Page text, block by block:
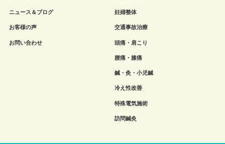
ニュース＆ブログ
お客様の声
お問い合わせ
妊婦整体
交通事故治療
頭痛・肩こり
腰痛・膝痛
鍼・灸・小児鍼
冷え性改善
特殊電気施術
訪問鍼灸